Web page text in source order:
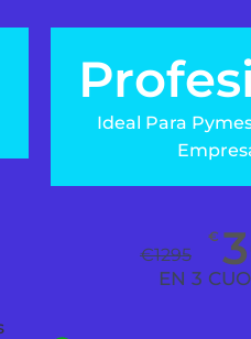
Ideal Para
€1295
€
EN 3